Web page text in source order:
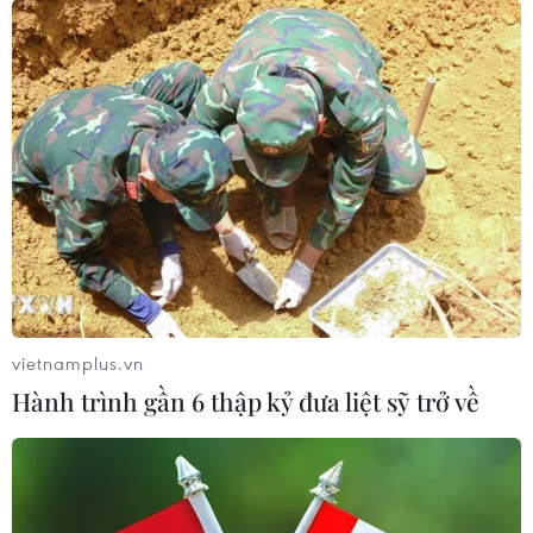
đạt 1% GDP vào năm 2030
06/08/2026 10:23
NAPAS, BIDV và Weixin Pay mở rộng
thanh toán QR Việt Nam-Trung
Quốc
06/08/2026 07:34
Làn sóng tấn công mạng nhằm vào
các quỹ đầu cơ lớn của Mỹ
Đồng USD trước bước ngoặt do đồng
yen mạnh lên và số liệu việc làm Mỹ
vietnamplus.vn
Hành trình gần 6 thập kỷ đưa liệt sỹ trở về